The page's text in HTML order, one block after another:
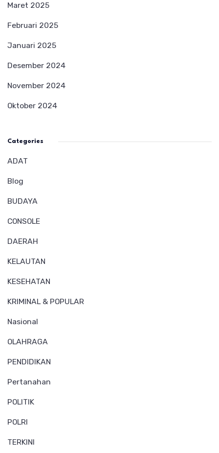
Maret 2025
Februari 2025
Januari 2025
Desember 2024
November 2024
Oktober 2024
Categories
ADAT
Blog
BUDAYA
CONSOLE
DAERAH
KELAUTAN
KESEHATAN
KRIMINAL & POPULAR
Nasional
OLAHRAGA
PENDIDIKAN
Pertanahan
POLITIK
POLRI
TERKINI